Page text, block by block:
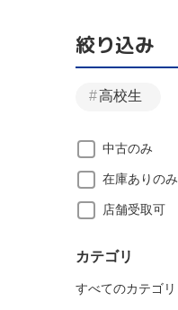
絞り込み
高校生
中古のみ
在庫ありのみ
店舗受取可
カテゴリ
すべてのカテゴリ